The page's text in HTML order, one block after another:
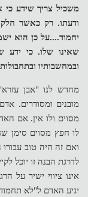
משכיל צריך שידע
ודעתו. רק כאשר
יחמוד....על כן הוא
שאינו שלו. כי
ובמחשבותיו
מחדש לנו "אבן
מובנים ומסודרים.
מסוים ולו אין. אם
לו חפץ מסוים סימן
ואם זה היה טוב
לדרגת הבנה זו יוכל
אינו ציווי ישיר על
יגיע האדם ל"לא